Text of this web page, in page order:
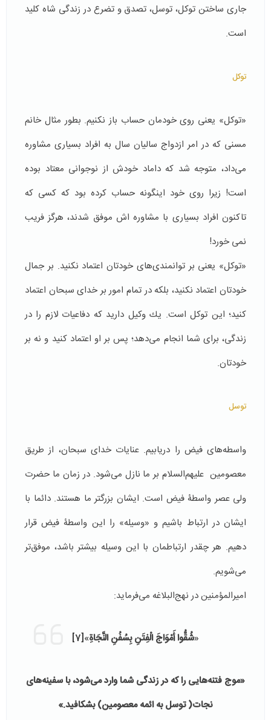
جاری ساختن توکل، توسل، تصدق و تضرع در زندگی شاه کلید
است.
توکل
«توکل» يعنی روی خودمان حساب باز نكنیم. بطور مثال خانم
مسنی كه در امر ازدواج سالیان سال به افراد بسیاری مشاوره
می‌داد، متوجه شد که داماد خودش از نوجوانی معتاد بوده
است! زیرا روی خود اینگونه حساب کرده بود كه کسی که
تاکنون افراد بسیاری با مشاوره اش موفق شدند، هرگز فریب
نمی خورد!
«توكل» يعنی بر توانمندی‌های خودتان اعتماد نكنيد. بر جمال
خودتان اعتماد نكنيد، بلکه در تمام امور بر خدای سبحان اعتماد
كنید؛ اين توكل است. يك وكيل داريد که دفاعيات لازم را در
زندگی، برای شما انجام می‌دهد؛ پس بر او اعتماد كنيد و نه بر
خودتان.
توسل
واسطه‌های فیض را دریابیم. عنايات خدای سبحان، از طريق
معصومين علیهم‌السلام بر ما نازل می‌شود. در زمان ما حضرت
ولی عصر واسطۀ فیض است. ایشان بزرگتر ما هستند. دائما با
ایشان در ارتباط باشیم و «وسیله» را اين واسطۀ فیض قرار
دهيم. هر چقدر ارتباطمان با این وسیله بيشتر باشد، موفق‌تر
می‌شویم.
امیرالمؤمنین در نهج‌البلاغه می‌فرماید:
«شُقُّوا أَمْوَاجَ‏ الْفِتَنِ‏ بِسُفُنِ النَّجَاةِ»
[7]
«موج فتنه‌هایی را که در زندگی شما وارد می‌شود، با سفینه‌های
نجات( توسل به ائمه معصومین) بشکافید.»